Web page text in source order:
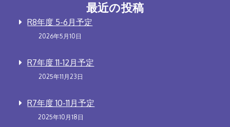
最近の投稿
R8年度 5-6月予定
2026年5月10日
R7年度 11-12月予定
2025年11月23日
R7年度 10-11月予定
2025年10月18日